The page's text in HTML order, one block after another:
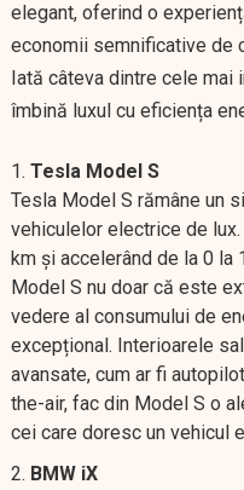
elegant, oferind o
economii semnificative de
Iată câteva dintre cele mai
îmbină luxul cu eficiența
Tesla Model S
Tesla Model S rămâne un
vehiculelor electrice de
km și accelerând de la 0 la
Model S nu doar că este
vedere al consumului de
excepțional. Interioarele
avansate, cum ar fi
the-air, fac din Model S o
cei care doresc un vehicul
BMW iX